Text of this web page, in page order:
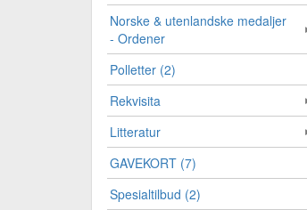
Norske & utenlandske medaljer
- Ordener
Polletter (2)
Rekvisita
Litteratur
GAVEKORT (7)
Spesialtilbud (2)